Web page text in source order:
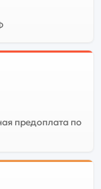
предоплата по